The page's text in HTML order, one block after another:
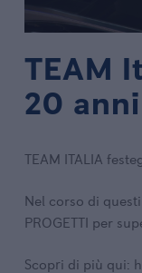
TEAM
20
TEAM ITALIA
Nel corso di
PROGETTI per
Scopri di più qui: